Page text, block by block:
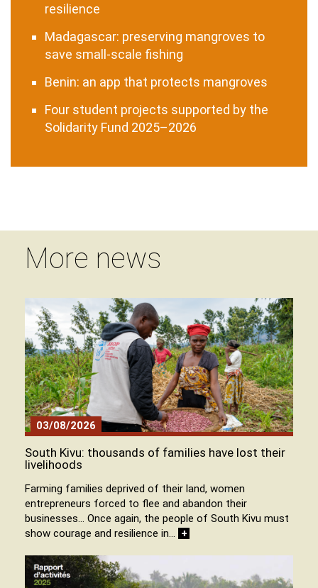
resilience
Madagascar: preserving mangroves to
save small-scale fishing
Benin: an app that protects mangroves
Four student projects supported by the
Solidarity Fund 2025–2026
More news
03/08/2026
South Kivu: thousands of families have lost their
livelihoods
Farming families deprived of their land, women
entrepreneurs forced to flee and abandon their
businesses… Once again, the people of South Kivu must
show courage and resilience in… +